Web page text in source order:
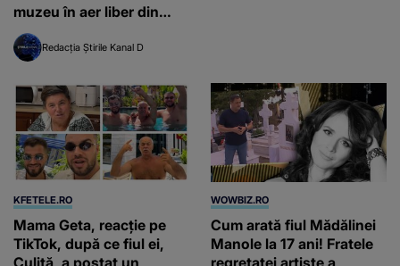
muzeu în aer liber din
Europa
Redacția Știrile Kanal D
KFETELE.RO
Mama Geta, reacție pe
TikTok, după ce fiul ei,
Culiță, a postat un
WOWBIZ.RO
Cum arată fiul Mădălinei
Manole la 17 ani! Fratele
regretatei artiste a